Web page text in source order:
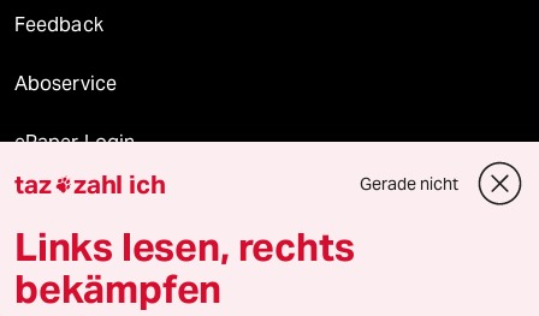
Feedback
Aboservice
ePaper Login
Downloads für Abonnierende
© 2026 taz Verlags und Vertriebs GmbH
taz zahl ich Gerade nicht
Links lesen, rechts
bekämpfen